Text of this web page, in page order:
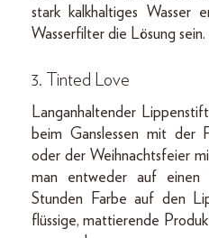
stark kalkhaltiges Wasser
Wasserfilter die Lösung sein.
3. Tinted Love
Langanhaltender
beim Ganslessen mit der
oder der Weihnachtsfeier
man entweder auf
Stunden Farbe auf den
flüssige, mattierende